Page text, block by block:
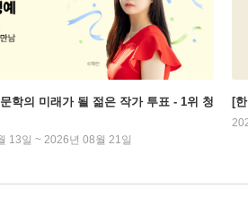
학의 미래가 될 젊은 작가 투표 - 1위 청
13일 ~ 2026년 08월 21일
[